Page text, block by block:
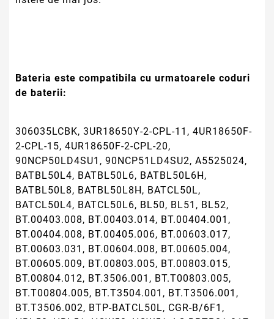
Bateria este compatibila cu urmatoarele coduri
de baterii:
306035LCBK, 3UR18650Y-2-CPL-11, 4UR18650F-
2-CPL-15, 4UR18650F-2-CPL-20,
90NCP50LD4SU1, 90NCP51LD4SU2, A5525024,
BATBL50L4, BATBL50L6, BATBL50L6H,
BATBL50L8, BATBL50L8H, BATCL50L,
BATCL50L4, BATCL50L6, BL50, BL51, BL52,
BT.00403.008, BT.00403.014, BT.00404.001,
BT.00404.008, BT.00405.006, BT.00603.017,
BT.00603.031, BT.00604.008, BT.00605.004,
BT.00605.009, BT.00803.005, BT.00803.015,
BT.00804.012, BT.3506.001, BT.T00803.005,
BT.T00804.005, BT.T3504.001, BT.T3506.001,
BT.T3506.002, BTP-BATCL50L, CGR-B/6F1,